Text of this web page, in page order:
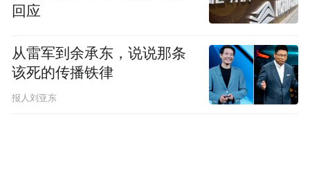
回应
从雷军到余承东，说说那条
该死的传播铁律
报人刘亚东